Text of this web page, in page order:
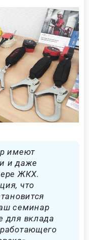
имеют
и даже
ЖКХ.
что
семинар
для вклада